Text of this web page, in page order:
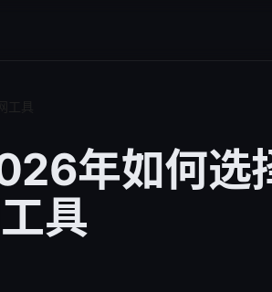
年如何选
具